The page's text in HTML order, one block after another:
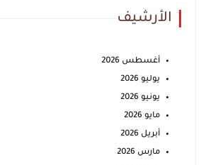
الأرشيف
أغسطس 2026
يوليو 2026
يونيو 2026
مايو 2026
أبريل 2026
مارس 2026